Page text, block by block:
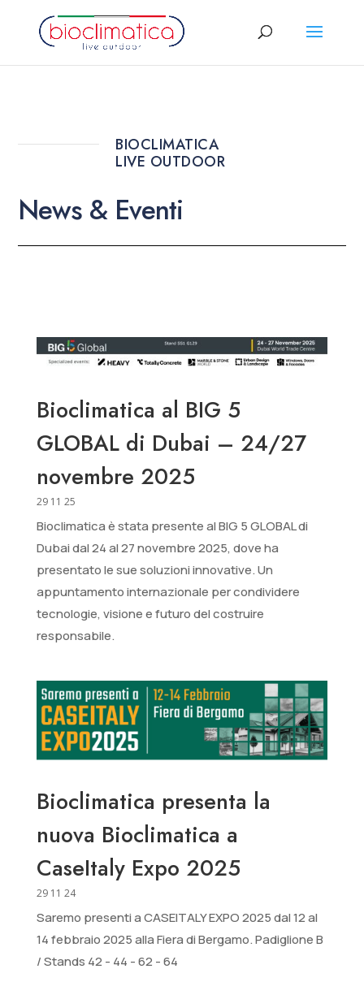
BIOCLIMATICA
LIVE OUTDOOR
News & Eventi
Bioclimatica al BIG 5
GLOBAL di Dubai – 24/27
novembre 2025
29 11 25
Bioclimatica è stata presente al BIG 5 GLOBAL di
Dubai dal 24 al 27 novembre 2025, dove ha
presentato le sue soluzioni innovative. Un
appuntamento internazionale per condividere
tecnologie, visione e futuro del costruire
responsabile.
Bioclimatica presenta la
nuova Bioclimatica a
CaseItaly Expo 2025
29 11 24
Saremo presenti a CASEITALY EXPO 2025 dal 12 al
14 febbraio 2025 alla Fiera di Bergamo. Padiglione B
/ Stands 42 - 44 - 62 - 64